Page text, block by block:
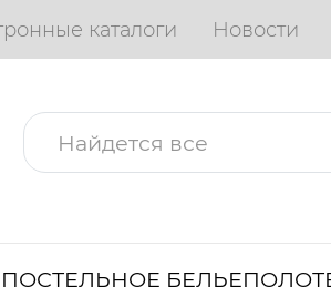
каталоги Новости
ПОСТЕЛЬНОЕ БЕЛЬЕ